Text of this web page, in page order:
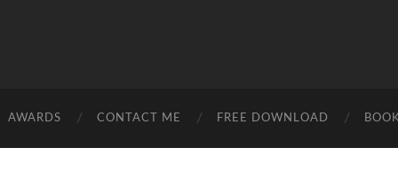
AWARDS CONTACT ME FREE DOWNLOAD